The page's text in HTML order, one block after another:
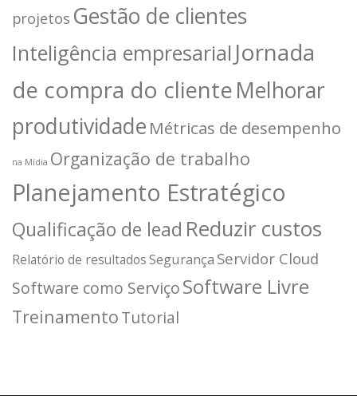
projetos Gestão de clientes
Inteligência empresarial Jornada
de compra do clienteMelhorar
produtividade Métricas de desempenho
na Mídia Organização de trabalho
Planejamento Estratégico
Qualificação de lead Reduzir custos
Relatório de resultadosSegurança Servidor Cloud
Software como ServiçoSoftware Livre
TreinamentoTutorial